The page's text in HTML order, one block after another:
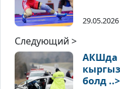
Следующий >
АКШда
болд ..>